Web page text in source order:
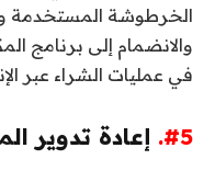
الخرطوشة المستخدمة
والانضمام إلى برنامج
في عمليات الشراء عبر
#5. إعادة تدوير